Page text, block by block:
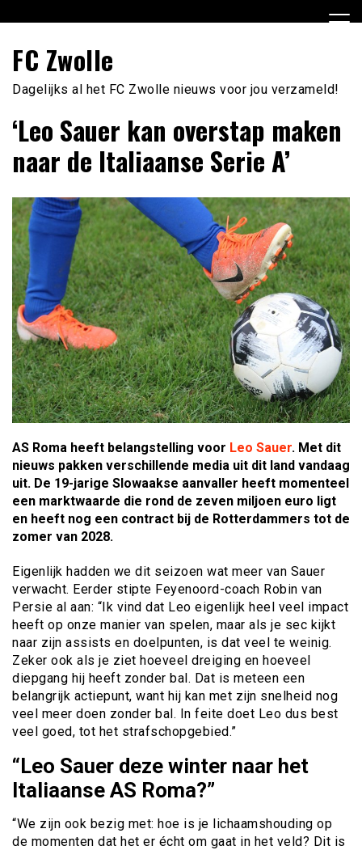
naar
inhoudFC Zwolle
Dagelijks al het FC Zwolle nieuws voor jou verzameld!
‘Leo Sauer kan overstap maken
naar de Italiaanse Serie A’
AS Roma heeft belangstelling voor Leo Sauer. Met dit
nieuws pakken verschillende media uit dit land vandaag
uit. De 19-jarige Slowaakse aanvaller heeft momenteel
een marktwaarde die rond de zeven miljoen euro ligt
en heeft nog een contract bij de Rotterdammers tot de
zomer van 2028.
Eigenlijk hadden we dit seizoen wat meer van Sauer
verwacht. Eerder stipte Feyenoord-coach Robin van
Persie al aan: “Ik vind dat Leo eigenlijk heel veel impact
heeft op onze manier van spelen, maar als je sec kijkt
naar zijn assists en doelpunten, is dat veel te weinig.
Zeker ook als je ziet hoeveel dreiging en hoeveel
diepgang hij heeft zonder bal. Dat is meteen een
belangrijk actiepunt, want hij kan met zijn snelheid nog
veel meer doen zonder bal. In feite doet Leo dus best
veel goed, tot het strafschopgebied.”
“Leo Sauer deze winter naar het
Italiaanse AS Roma?”
“We zijn ook bezig met: hoe is je lichaamshouding op
de momenten dat het er écht om gaat in het veld? Dit is